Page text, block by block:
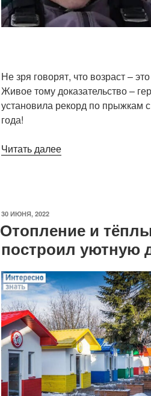
Не зря говорят, что возраст –
Живое тому доказательство –
установила рекорд по прыжкам
года!
Читать далее«103-
прыжкам
с
ОПУБЛИКОВАНО
30 ИЮНЯ, 2022
Отопление и
построил уютную